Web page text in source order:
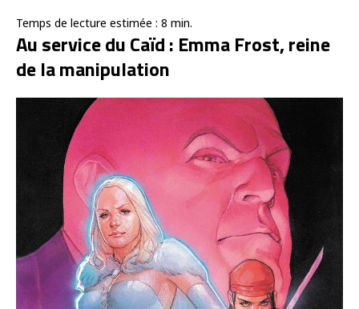
Temps de lecture estimée : 8 min.
Au service du Caïd : Emma Frost, reine
de la manipulation